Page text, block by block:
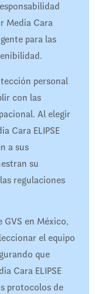
Media Cara
para las
personal
con las
Al elegir
Cara ELIPSE
a sus
su
regulaciones
GVS en México,
el equipo
que
Cara ELIPSE
protocolos de